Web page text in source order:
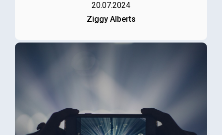
20.07.2024
Ziggy Alberts